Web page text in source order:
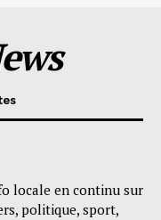
locale en continu sur
politique, sport,